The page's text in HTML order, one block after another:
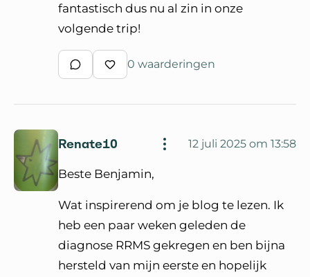
fantastisch dus nu al zin in onze
volgende trip!
Schrijf een reactie
Waardeer reactie
0 waarderingen
Renate10 12 juli 2025 om 13:58
Beste Benjamin,
Wat inspirerend om je blog te lezen. Ik
heb een paar weken geleden de
diagnose RRMS gekregen en ben bijna
hersteld van mijn eerste en hopelijk